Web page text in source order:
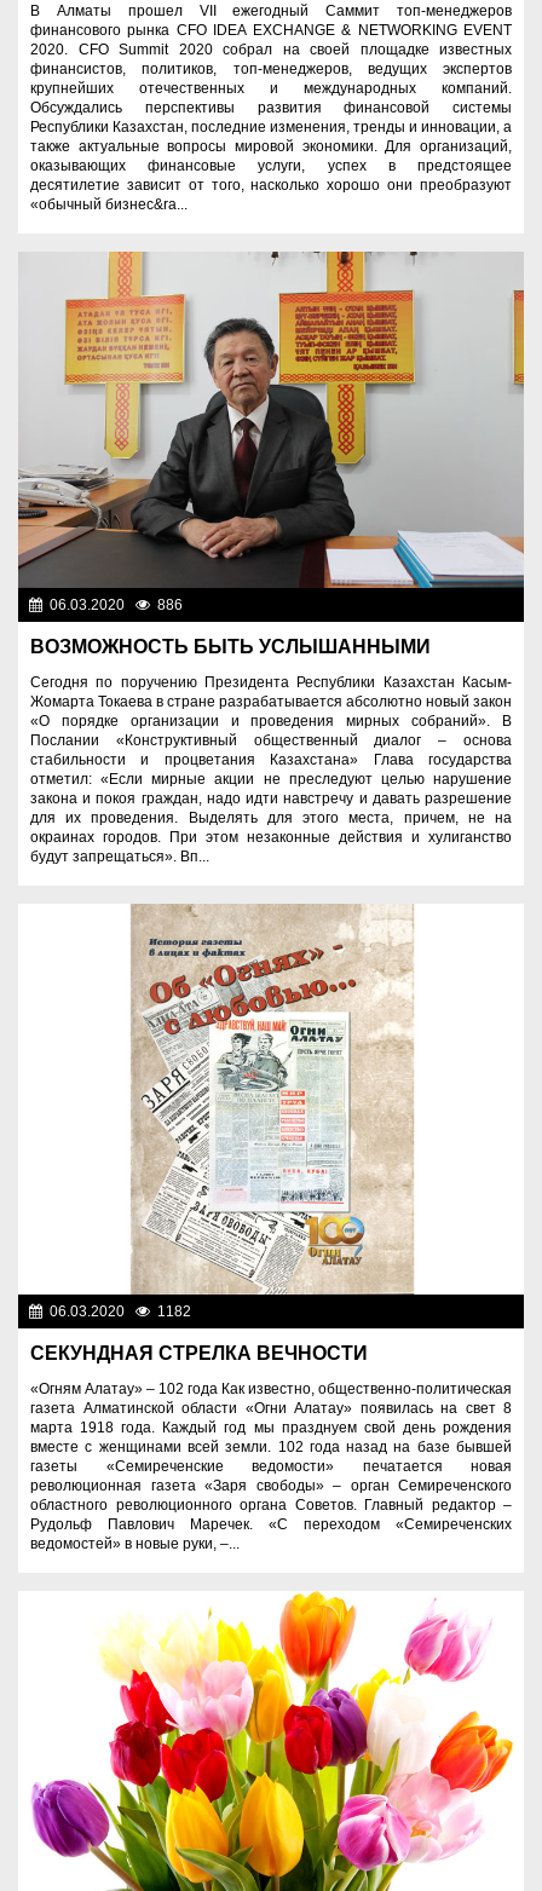
В Алматы прошел VII ежегодный Саммит топ-менеджеров
финансового рынка CFO IDEA EXCHANGE & NETWORKING EVENT
2020. CFO Summit 2020 собрал на своей площадке известных
финансистов, политиков, топ-менеджеров, ведущих экспертов
крупнейших отечественных и международных компаний.
Обсуждались перспективы развития финансовой системы
Республики Казахстан, последние изменения, тренды и инновации, а
также актуальные вопросы мировой экономики. Для организаций,
оказывающих финансовые услуги, успех в предстоящее
десятилетие зависит от того, насколько хорошо они преобразуют
«обычный бизнес&ra...
06.03.2020 886
ВОЗМОЖНОСТЬ БЫТЬ УСЛЫШАННЫМИ
Сегодня по поручению Президента Республики Казахстан Касым-
Жомарта Токаева в стране разрабатывается абсолютно новый закон
«О порядке организации и проведения мирных собраний». В
Послании «Конструктивный общественный диалог – основа
стабильности и процветания Казахстана» Глава государства
отметил: «Если мирные акции не преследуют целью нарушение
закона и покоя граждан, надо идти навстречу и давать разрешение
для их проведения. Выделять для этого места, причем, не на
окраинах городов. При этом незаконные действия и хулиганство
будут запрещаться». Вп...
06.03.2020 1182
СЕКУНДНАЯ СТРЕЛКА ВЕЧНОСТИ
«Огням Алатау» – 102 года Как известно, общественно-политическая
газета Алматинской области «Огни Алатау» появилась на свет 8
марта 1918 года. Каждый год мы празднуем свой день рождения
вместе с женщинами всей земли. 102 года назад на базе бывшей
газеты «Семиреченские ведомости» печатается новая
революционная газета «Заря свободы» – орган Семиреченского
областного революционного органа Советов. Главный редактор –
Рудольф Павлович Маречек. «С переходом «Семиреченских
ведомостей» в новые руки, –...